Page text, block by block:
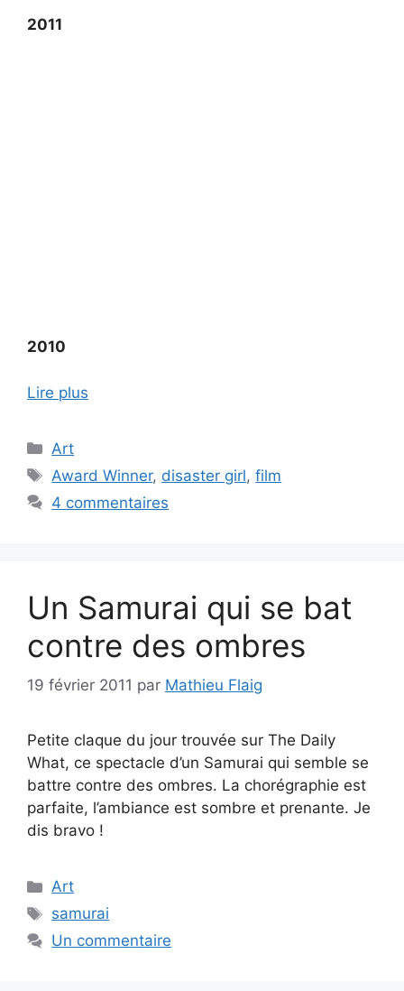
2011
2010
Lire plus
Catégories
Art
Étiquettes
Award Winner, disaster girl,film
4 commentaires
Un Samurai qui se bat
contre des ombres
19 février 2011 par Mathieu Flaig
Petite claque du jour trouvée sur The Daily
What, ce spectacle d’un Samurai qui semble se
battre contre des ombres. La chorégraphie est
parfaite, l’ambiance est sombre et prenante. Je
dis bravo !
Catégories
Art
Étiquettes
samurai
Un commentaire